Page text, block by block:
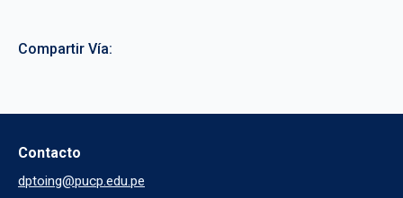
Compartir Vía:
Contacto
dptoing@pucp.edu.pe